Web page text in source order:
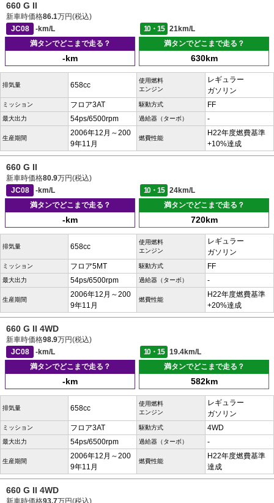
660 G II
新車時価格86.1万円(税込)
JC08
-km/L 10・15
21km/L
満タンでどこまで走る？
-km
満タンでどこまで走る？
630km
排気量 658cc
使用燃料
エンジン
レギュラー
ガソリン
ミッション フロア3AT 駆動方式 FF
最大出力 54ps/6500rpm 過給器（ターボ） -
生産期間
2006年12月～200
9年11月
燃費性能
H22年度燃費基準
+10%達成
660 G II
新車時価格80.9万円(税込)
JC08
-km/L 10・15
24km/L
満タンでどこまで走る？
-km
満タンでどこまで走る？
720km
排気量 658cc
使用燃料
エンジン
レギュラー
ガソリン
ミッション フロア5MT 駆動方式 FF
最大出力 54ps/6500rpm 過給器（ターボ） -
生産期間
2006年12月～200
9年11月
燃費性能
H22年度燃費基準
+20%達成
660 G II 4WD
新車時価格98.9万円(税込)
JC08
-km/L 10・15
19.4km/L
満タンでどこまで走る？
-km
満タンでどこまで走る？
582km
排気量 658cc
使用燃料
エンジン
レギュラー
ガソリン
ミッション フロア3AT 駆動方式 4WD
最大出力 54ps/6500rpm 過給器（ターボ） -
生産期間
2006年12月～200
9年11月
燃費性能
H22年度燃費基準
達成
660 G II 4WD